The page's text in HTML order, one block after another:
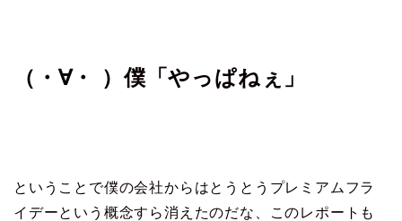
（・∀・ ）僕「やっぱねぇ」
ということで僕の会社からはとうとうプレミアムフラ
イデーという概念すら消えたのだな、このレポートも